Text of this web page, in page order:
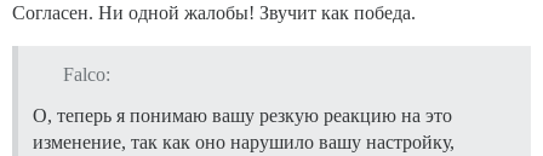
Согласен. Ни одной жалобы! Звучит как победа.
Falco:
О, теперь я понимаю вашу резкую реакцию на это
изменение, так как оно нарушило вашу настройку,